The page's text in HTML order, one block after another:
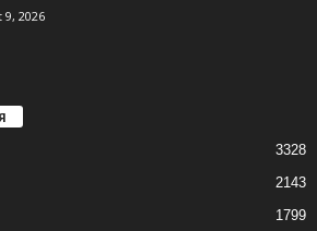
9, 2026
3328
2143
1799